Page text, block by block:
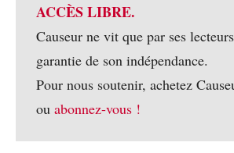
ACCÈS LIBRE.
Causeur ne vit que par ses
garantie de son indépendance.
Pour nous soutenir, achetez
ou abonnez-vous !